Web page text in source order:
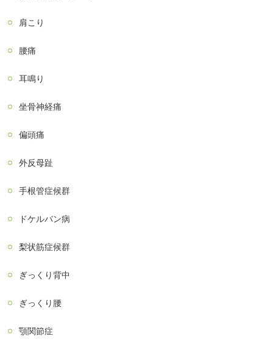
肩こり
腰痛
耳鳴り
坐骨神経痛
偏頭痛
外反母趾
手根管症候群
ドケルバン病
梨状筋症候群
ぎっくり背中
ぎっくり腰
顎関節症